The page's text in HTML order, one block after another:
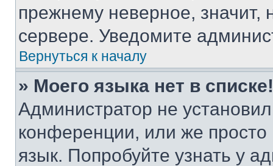
прежнему неверное, значит,
сервере. Уведомите
Вернуться к началу
» Моего языка нет в списке!
Администратор не
конференции, или же
язык. Попробуйте узнать у